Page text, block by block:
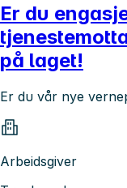
Er du
på laget!
Er du vår nye
Arbeidsgiver